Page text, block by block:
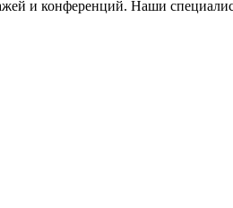
и конференций. Наши